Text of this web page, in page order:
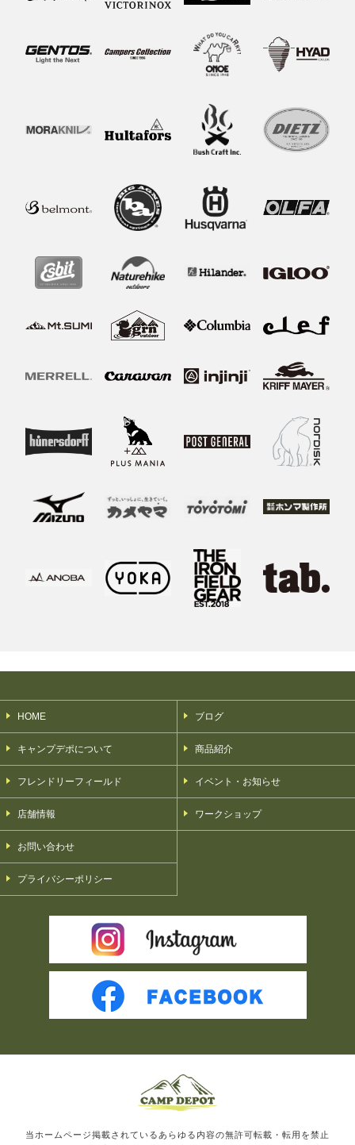
HOME
キャンプデポについて
フレンドリーフィールド
店舗情報
お問い合わせ
プライバシーポリシー
ブログ
商品紹介
イベント・お知らせ
ワークショップ
当ホームページ掲載されているあらゆる内容の無許可転載・転用を禁止